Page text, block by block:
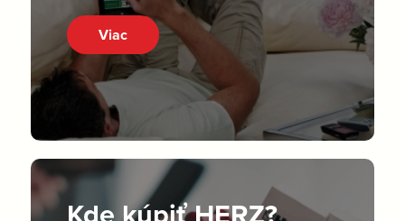
Viac